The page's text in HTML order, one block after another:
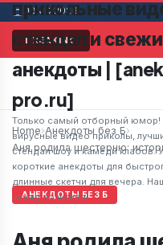
08.08.2026
BREAKINGМужчина в
прикольные
стендап и
анекдоты |
pro.ru]
Только самый отборный юмор!
вирусные видео приколы,
стендап шоу и камеди клабов.
короткие анекдоты для
длинные скетчи для вечера.
заряд позитива!
Home›Анекдоты без Б›
Аня родила шестерню:
АНЕКДОТЫ БЕЗ Б